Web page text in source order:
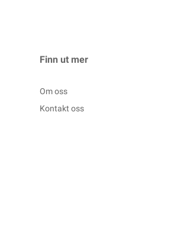
Finn ut mer
Om oss
Kontakt oss